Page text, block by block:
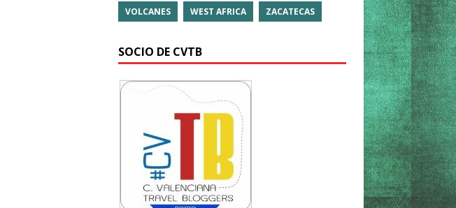
VOLCANES WEST AFRICA ZACATECAS
SOCIO DE CVTB